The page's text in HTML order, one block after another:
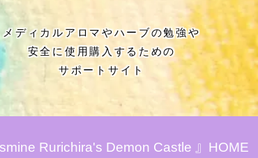
ジャスミン瑠璃地楽の主な活動先リン
集
ロフィール
ロマハーブアンケート
すすめ商品＆レビュー
メディカルアロマやハーブの勉強や
安全に使用購入するための
サポートサイト
Rurichira's Demon Castle 』HOME